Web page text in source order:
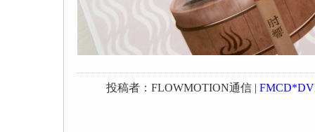
投稿者：FLOWMOTION通信 |